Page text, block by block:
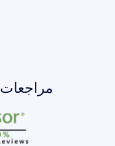
مراجعات TripAdvisor